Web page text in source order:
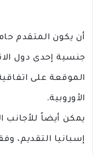
أن يكون المتقدم
جنسية إحدى دول
الموقعة على
الأوروبية.
يمكن أيضاً
إسبانيا التقديم،